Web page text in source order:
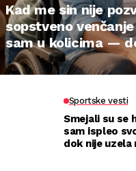
Kad me sin nije
sopstveno
sam u kolicima —
jedan poklon nije
preokrenuo
Sportske vesti
Smejali su se
sam ispleo
dok nije